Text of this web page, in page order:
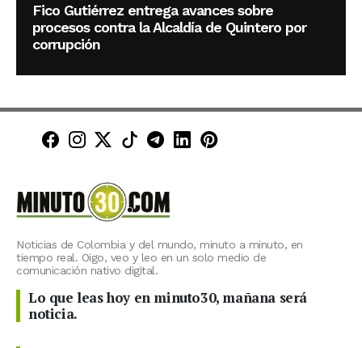
Fico Gutiérrez entrega avances sobre
procesos contra la Alcaldía de Quintero por
corrupción
Minuto30 en Facebook
Minuto30 en Instagram
Minuto30 en X (Twitter)
Minuto30 en TikTok
Canal de Minuto30 en
Minuto30 en LinkedIn
Minuto30 en
Noticias de Colombia y del mundo, minuto a minuto, en
tiempo real. Oigo, veo y leo en un solo medio de
comunicación nativo digital.
Lo que leas hoy en minuto30, mañana será
noticia.